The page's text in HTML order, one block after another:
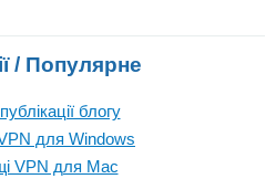
/ Популярне
блогу
для Windows
VPN для Mac